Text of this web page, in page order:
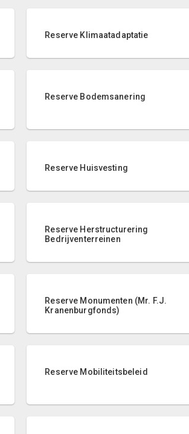
Reserve Klimaatadaptatie
Reserve Bodemsanering
Reserve Huisvesting
Reserve Herstructurering
Bedrijventerreinen
Reserve Monumenten (Mr. F.J.
Kranenburgfonds)
Reserve Mobiliteitsbeleid